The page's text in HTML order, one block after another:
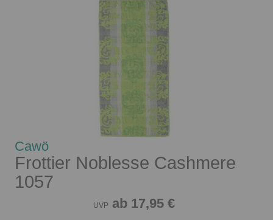
Cawö
Frottier Noblesse Cashmere
1057
UVP ab 17,95 €